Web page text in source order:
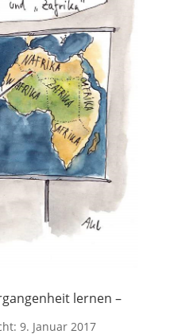
lernen –
9. Januar 2017